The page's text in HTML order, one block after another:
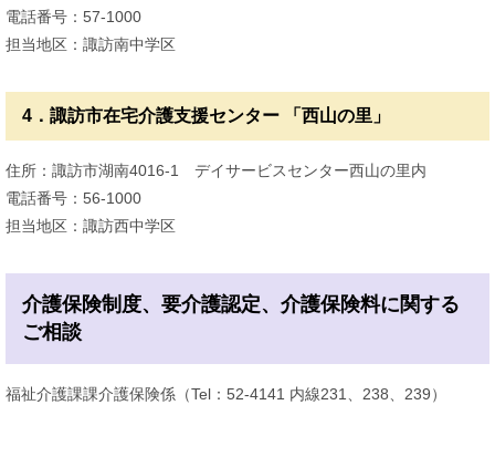
電話番号：57-1000
担当地区：諏訪南中学区
4．諏訪市在宅介護支援センター 「西山の里」
住所：諏訪市湖南4016-1 デイサービスセンター西山の里内
電話番号：56-1000
担当地区：諏訪西中学区
介護保険制度、要介護認定、介護保険料に関する
ご相談
福祉介護課課介護保険係（Tel：52-4141 内線231、238、239）